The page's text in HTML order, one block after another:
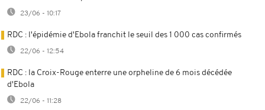
23/06 - 10:17
RDC : l'épidémie d'Ebola franchit le seuil des 1 000 cas confirmés
22/06 - 12:54
RDC : la Croix-Rouge enterre une orpheline de 6 mois décédée
d'Ebola
22/06 - 11:28